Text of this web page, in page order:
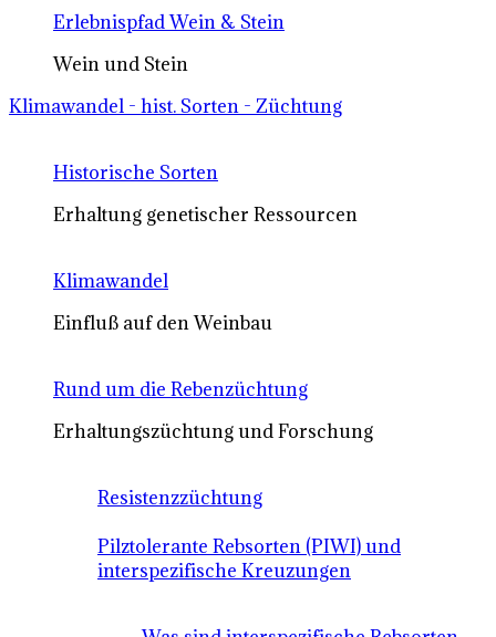
Erlebnispfad Wein & Stein
Wein und Stein
Klimawandel - hist. Sorten - Züchtung
Historische Sorten
Erhaltung genetischer Ressourcen
Klimawandel
Einfluß auf den Weinbau
Rund um die Rebenzüchtung
Erhaltungszüchtung und Forschung
Resistenzzüchtung
Pilztolerante Rebsorten (PIWI) und
interspezifische Kreuzungen